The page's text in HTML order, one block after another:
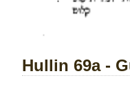
Hullin 69a -